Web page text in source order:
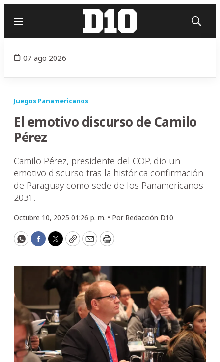
Menú
Mostrar
07 ago 2026
Juegos Panamericanos
El emotivo discurso de Camilo
Pérez
Camilo Pérez, presidente del COP, dio un
emotivo discurso tras la histórica confirmación
de Paraguay como sede de los Panamericanos
2031.
Octubre 10, 2025 01:26 p. m. • Por Redacción D10
WhatsApp
Facebook
Twitter
CopyEmailPrint